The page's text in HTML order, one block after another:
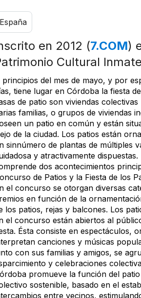
España
en 2012 (7.COM)
Cultural
principios del mes de mayo, y por
tiene lugar en Córdoba la fiesta
de patio son viviendas
familias, o grupos de viviendas
un patio en común y están
de la ciudad. Los patios están
sinnúmero de plantas de múltiples
y atractivamente dispuestas.
dos acontecimientos
de Patios y la Fiesta de los
el concurso se otorgan diversas
en función de la
los patios, rejas y balcones. Los
el concurso están abiertos al
Ésta consiste en espectáculos,
canciones y músicas
con sus familias y amigos, se
y celebraciones
promueve la función del
sostenible, basado en el
entre vecinos,